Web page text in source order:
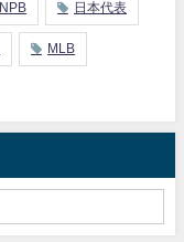
NPB 日本代表
MLB